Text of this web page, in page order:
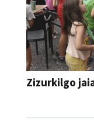
Zizurkilgo